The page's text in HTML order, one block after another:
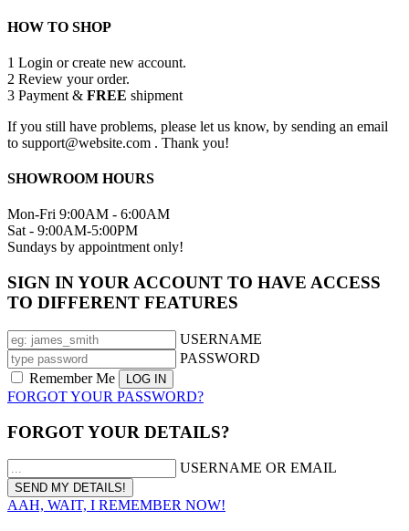
HOW TO SHOP
1 Login or create new account.
2 Review your order.
3 Payment & FREE shipment
If you still have problems, please let us know, by sending an email
to support@website.com . Thank you!
SHOWROOM HOURS
Mon-Fri 9:00AM - 6:00AM
Sat - 9:00AM-5:00PM
Sundays by appointment only!
SIGN IN YOUR ACCOUNT TO HAVE ACCESS
TO DIFFERENT FEATURES
USERNAME
PASSWORD
Remember Me
FORGOT YOUR PASSWORD?
FORGOT YOUR DETAILS?
USERNAME OR EMAIL
AAH, WAIT, I REMEMBER NOW!